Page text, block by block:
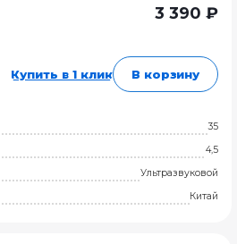
3 390 ₽
Купить в 1 клик В корзину
35
4,5
Ультразвуковой
Китай